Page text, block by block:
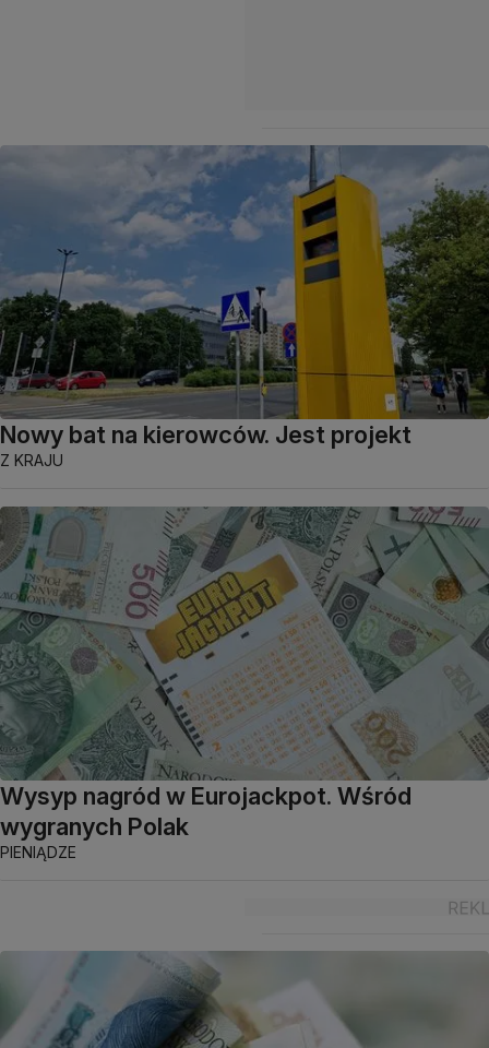
Nowy bat na kierowców. Jest projekt
Z KRAJU
Wysyp nagród w Eurojackpot. Wśród
wygranych Polak
PIENIĄDZE